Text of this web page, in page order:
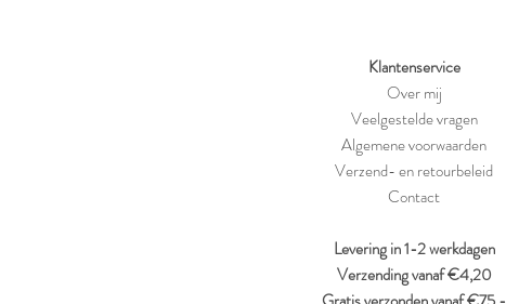
Klantenservice
Over mij
Veelgestelde vragen
Algemene voorwaarden
Verzend- en retourbeleid
Contact
Levering in 1-2 werkdagen
Verzending vanaf €4,20